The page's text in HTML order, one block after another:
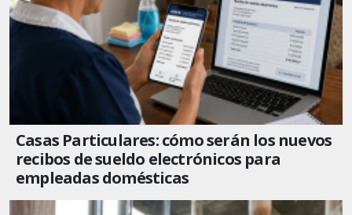
Casas Particulares: cómo serán los nuevos
recibos de sueldo electrónicos para
empleadas domésticas